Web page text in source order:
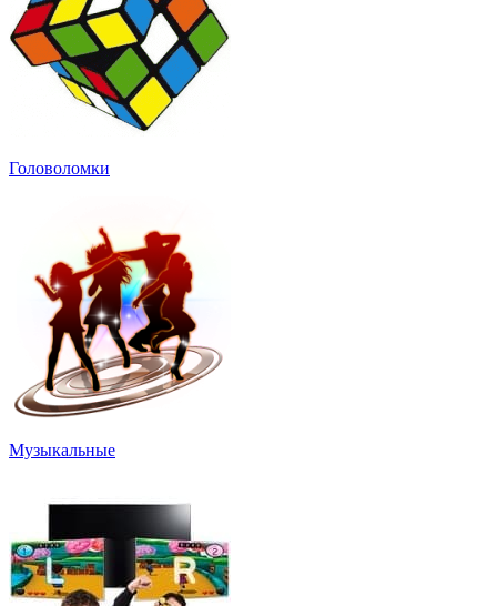
Головоломки
Музыкальные